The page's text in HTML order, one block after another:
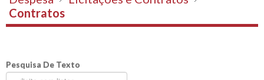
Contratos
Pesquisa De Texto